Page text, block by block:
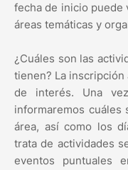
fecha de inicio puede
áreas temáticas y
¿Cuáles son las
tienen? La inscripción
de interés. Una
informaremos cuáles
área, así como los
trata de actividades
eventos puntuales